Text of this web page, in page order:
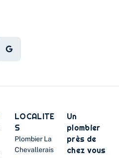
LOCALITE
S
Plombier La
Chevallerais
Un
plombier
près de
chez vous